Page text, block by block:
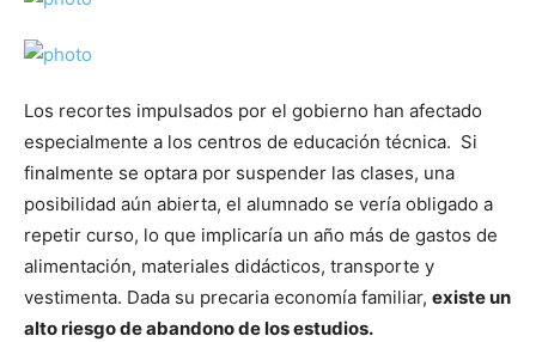
Los recortes impulsados por el gobierno han afectado
especialmente a los centros de educación técnica. Si
finalmente se optara por suspender las clases, una
posibilidad aún abierta, el alumnado se vería obligado a
repetir curso, lo que implicaría un año más de gastos de
alimentación, materiales didácticos, transporte y
vestimenta. Dada su precaria economía familiar, existe un
alto riesgo de abandono de los estudios.